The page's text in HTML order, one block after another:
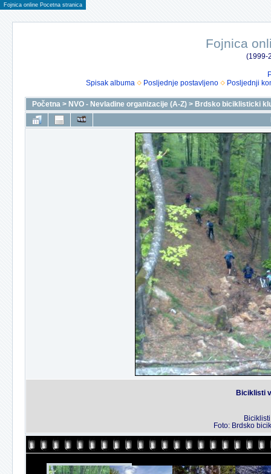
Fojnica online Pocetna stranica
Fojnica
(1999-
Spisak albuma
Posljednje postavljeno Posljednji
Početna > NVO - Nevladine organizacije (A-Z) > Brdsko biciklisticki
Biciklisti
Foto: Brdsko